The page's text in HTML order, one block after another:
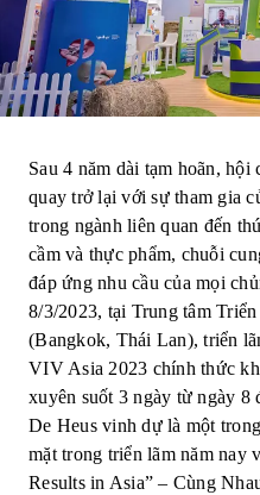
Sau 4 năm dài tạm hoãn,
quay trở lại với sự tham gia
trong ngành liên quan đến
cầm và thực phẩm, chuỗi
đáp ứng nhu cầu của mọi
8/3/2023, tại Trung tâm
(Bangkok, Thái Lan), triển
VIV Asia 2023 chính thức
xuyên suốt 3 ngày từ ngày 8
De Heus vinh dự là một
mặt trong triển lãm năm nay
Results in Asia” – Cùng